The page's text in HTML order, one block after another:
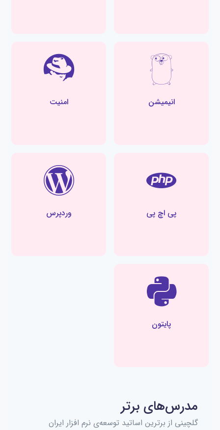
انیمیشن امنیت
پی اچ پی وردپرس
پایتون
مدرس‌های برتر
گلچینی از برترین اساتید توسعه‌ی نرم افزار ایران